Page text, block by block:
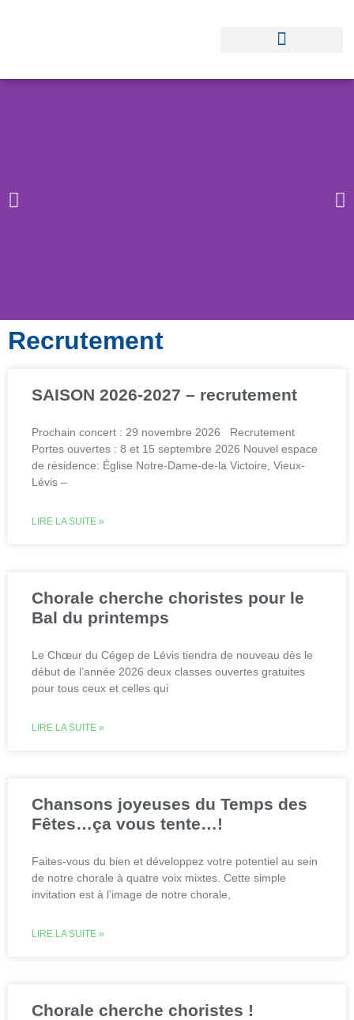
Recrutement
SAISON 2026-2027 – recrutement
Prochain concert : 29 novembre 2026 Recrutement
Portes ouvertes : 8 et 15 septembre 2026 Nouvel espace
de résidence: Église Notre-Dame-de-la Victoire, Vieux-
Lévis –
LIRE LA SUITE »
Chorale cherche choristes pour le
Bal du printemps
Le Chœur du Cégep de Lévis tiendra de nouveau dès le
début de l’année 2026 deux classes ouvertes gratuites
pour tous ceux et celles qui
LIRE LA SUITE »
Chansons joyeuses du Temps des
Fêtes…ça vous tente…!
Faites-vous du bien et développez votre potentiel au sein
de notre chorale à quatre voix mixtes. Cette simple
invitation est à l’image de notre chorale,
LIRE LA SUITE »
Chorale cherche choristes !